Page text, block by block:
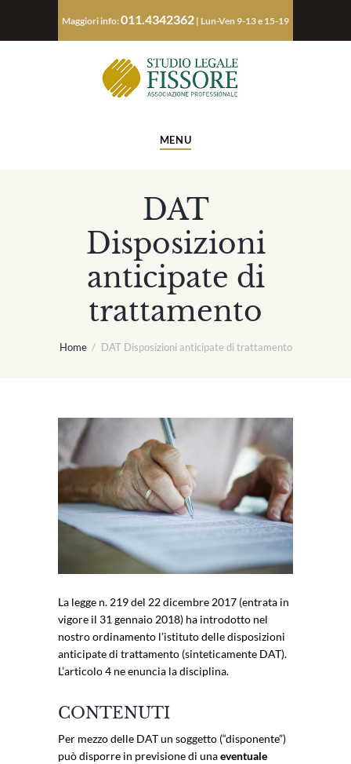
Maggiori info:011.4342362 | Lun-Ven 9-13 e 15-19
MENU
DAT
Disposizioni
anticipate di
trattamento
Home DAT Disposizioni anticipate di trattamento
La legge n. 219 del 22 dicembre 2017 (entrata in
vigore il 31 gennaio 2018) ha introdotto nel
nostro ordinamento l’istituto delle disposizioni
anticipate di trattamento (sinteticamente DAT).
L’articolo 4 ne enuncia la disciplina.
CONTENUTI
Per mezzo delle DAT un soggetto (“disponente”)
può disporre in previsione di unaeventuale